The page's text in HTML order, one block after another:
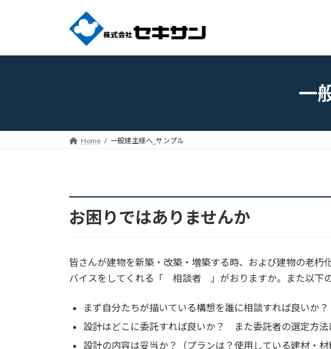
プ
動
一
Home 一般建主様へ_サンプル
お困りではありませんか
皆さんが建物を新築・改築・増築する時、および建物の老
バイスをしてくれる「 相談者 」がおりますか。また以
まず自分たちが描いている構想を誰に相談すれば良いか？
設計はどこに委託すれば良いか？ また委託者の選定方法
設計の内容は妥当か？（プランは？使用している建材・材